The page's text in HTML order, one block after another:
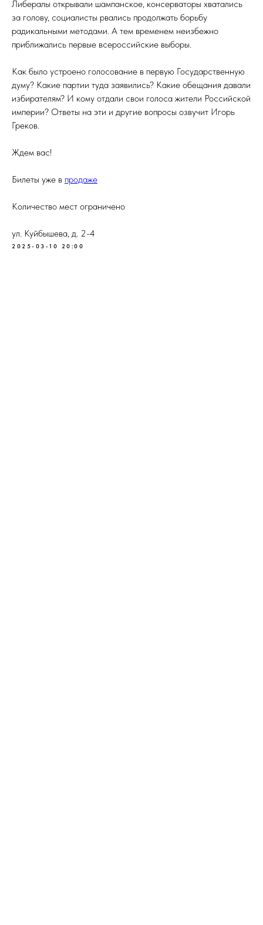
Либералы открывали шампанское, консерваторы хватались
за голову, социалисты рвались продолжать борьбу
радикальными методами. А тем временем неизбежно
приближались первые всероссийские выборы.
Как было устроено голосование в первую Государственную
думу? Какие партии туда заявились? Какие обещания давали
избирателям? И кому отдали свои голоса жители Российской
империи? Ответы на эти и другие вопросы озвучит Игорь
Греков.
Ждем вас!
Билеты уже в продаже
Количество мест ограничено
ул. Куйбышева, д. 2-4
2025-03-10 20:00